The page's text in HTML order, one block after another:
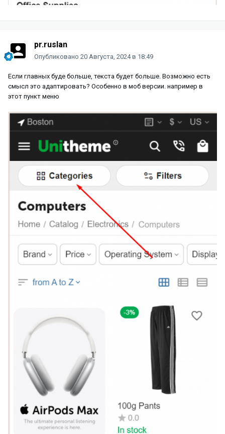
pr.ruslan
Опубликовано 20 Августа, 2024 в 18:49
Если главных буде больше, текста будет больше. Возможно есть
смысл это адаптировать? Особенно в моб версии. например в
этот пункт меню